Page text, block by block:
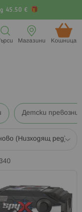
45.50 €
Кошница (
Магазини
Детски превозни